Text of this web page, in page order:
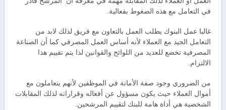
في التعامل مع هذه الضغوط بفعالية.
غالبا عمل البنوك يطلب العمل بالتعاون مع فريق لذلك لابد من
التعامل الجيد مع العملاء لأنه أساس العمل المصرفي كما أن الصناعة
المصرفية تخضع للعديد من اللوائح والقوانين لذا يتم تقييم هذا
الالتزام.
من الضروري وجود صفة الأمانة في الموظفين لأنهم يتعاملون مع
أموال العملاء حيث يكون مسؤول عن أفعاله وقراراته لذلك المقابلات
الشخصية هي أداة هامة للبنك لتقييم المرشحين.